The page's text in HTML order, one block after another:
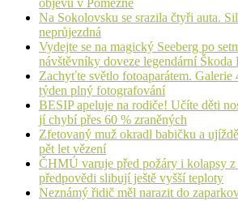
objevů v Pomezné
Na Sokolovsku se srazila čtyři auta.
neprůjezdná
Vydejte se na magický Seeberg po
návštěvníky doveze legendární Škoda
Zachyťte světlo fotoaparátem. Galerie
týden plný fotografování
BESIP apeluje na rodiče! Učíte děti
jí chybí přes 60 % zraněných
Zfetovaný muž okradl babičku a
pět let vězení
ČHMÚ varuje před požáry i kolapsy z
předpovědi slibují ještě vyšší teploty
Neznámý řidič měl narazit do